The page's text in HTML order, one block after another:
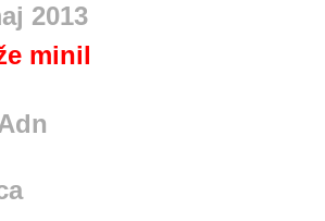
2013
minil